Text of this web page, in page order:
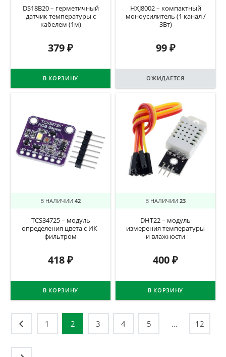
DS18B20 – герметичный
датчик температуры с
кабелем (1м)
379₽
В КОРЗИНУ
HXJ8002 – компактный
моноусилитель (1 канал /
3Вт)
99₽
ОЖИДАЕТСЯ
В НАЛИЧИИ 42
TCS34725 – модуль
определения цвета с ИК-
фильтром
418₽
В КОРЗИНУ
В НАЛИЧИИ 23
DHT22 – модуль
измерения температуры
и влажности
400₽
В КОРЗИНУ
Навигация
по
записям
1 2 3 4 5 … 12